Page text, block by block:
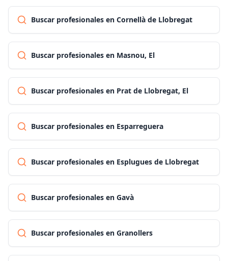
Buscar profesionales en Cornellà de Llobregat
Buscar profesionales en Masnou, El
Buscar profesionales en Prat de Llobregat, El
Buscar profesionales en Esparreguera
Buscar profesionales en Esplugues de Llobregat
Buscar profesionales en Gavà
Buscar profesionales en Granollers